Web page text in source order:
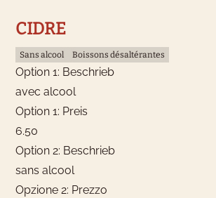
CIDRE
Sans alcool Boissons désaltérantes
Option 1: Beschrieb
avec alcool
Option 1: Preis
6.50
Option 2: Beschrieb
sans alcool
Opzione 2: Prezzo